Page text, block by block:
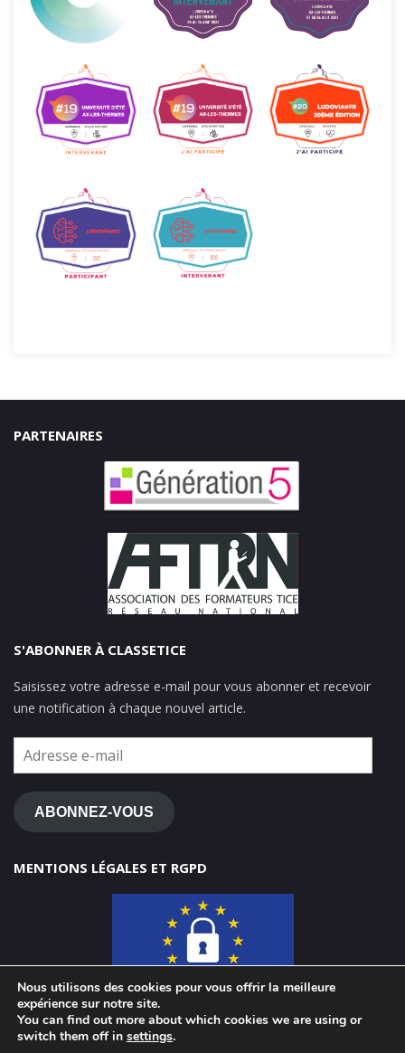
PARTENAIRES
S'ABONNER À CLASSETICE
Saisissez votre adresse e-mail pour vous abonner et recevoir
une notification à chaque nouvel article.
Adresse
e-
mail
ABONNEZ-VOUS
MENTIONS LÉGALES ET RGPD
© 2026 ClasseTICE 1d
Nous utilisons des cookies pour vous offrir la meilleure
expérience sur notre site.
You can find out more about which cookies we are using or
switch them off in settings.